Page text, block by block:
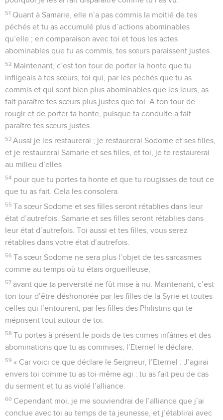
51 Quant à Samarie, elle n’a pas commis la moitié de tes
péchés et tu as accumulé plus d’actions abominables
qu’elle ; en comparaison avec toi et tous les actes
abominables que tu as commis, tes sœurs paraissent justes.
52 Maintenant, c’est ton tour de porter la honte que tu
infligeais à tes sœurs, toi qui, par les péchés que tu as
commis et qui sont bien plus abominables que les leurs, as
fait paraître tes sœurs plus justes que toi. A ton tour de
rougir et de porter ta honte, puisque ta conduite a fait
paraître tes sœurs justes.
53 Aussi je les restaurerai ; je restaurerai Sodome et ses filles,
et je restaurerai Samarie et ses filles, et toi, je te restaurerai
au milieu d’elles
54 pour que tu portes ta honte et que tu rougisses de tout ce
que tu as fait. Cela les consolera.
55 Ta sœur Sodome et ses filles seront rétablies dans leur
état d’autrefois. Samarie et ses filles seront rétablies dans
leur état d’autrefois. Toi aussi et tes filles, vous serez
rétablies dans votre état d’autrefois.
56 Ta sœur Sodome ne sera plus l’objet de tes sarcasmes
comme au temps où tu étais orgueilleuse,
57 avant que ta perversité ne fût mise à nu. Maintenant, c’est
ton tour d’être déshonorée par les filles de la Syrie et toutes
celles qui l’entourent, par les filles des Philistins qui te
méprisent tout autour de toi.
58 Tu portes à présent le poids de tes crimes infâmes et des
abominations que tu as commises, l’Eternel le déclare.
59 « Car voici ce que déclare le Seigneur, l’Eternel : J’agirai
envers toi comme tu as toi-même agi : tu as fait peu de cas
du serment et tu as violé l’alliance.
60 Cependant moi, je me souviendrai de l’alliance que j’ai
conclue avec toi au temps de ta jeunesse, et j’établirai avec